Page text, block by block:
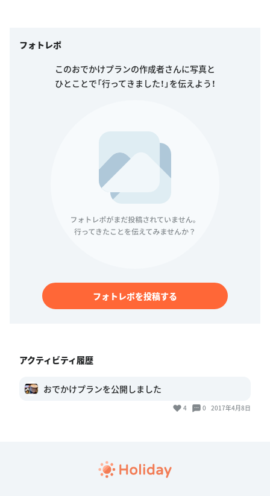
フォトレポ
このおでかけプランの作成者さんに写真と
ひとことで「行ってきました！」を伝えよう！
フォトレポを投稿する
アクティビティ履歴
おでかけプランを公開しました
4 0 2017年4月8日